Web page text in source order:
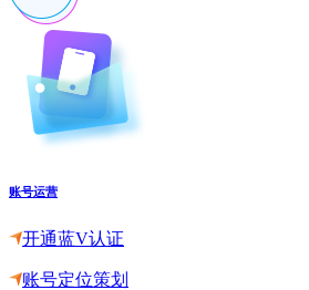
账号运营
开通蓝V认证
账号定位策划